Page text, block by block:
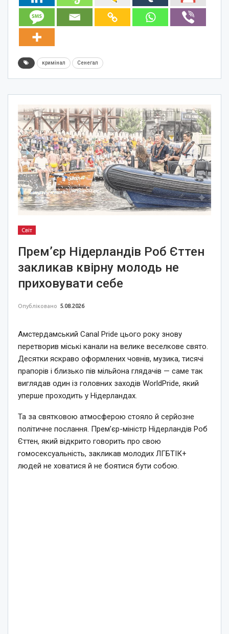
кримінал Сенегал
Світ
Прем’єр Нідерландів Роб Єттен
закликав квірну молодь не
приховувати себе
Опубліковано 5.08.2026
Амстердамський Canal Pride цього року знову
перетворив міські канали на велике веселкове свято.
Десятки яскраво оформлених човнів, музика, тисячі
прапорів і близько пів мільйона глядачів — саме так
виглядав один із головних заходів WorldPride, який
уперше проходить у Нідерландах.
Та за святковою атмосферою стояло й серйозне
політичне послання. Прем’єр-міністр Нідерландів Роб
Єттен, який відкрито говорить про свою
гомосексуальність, закликав молодих ЛГБТІК+
людей не ховатися й не боятися бути собою.